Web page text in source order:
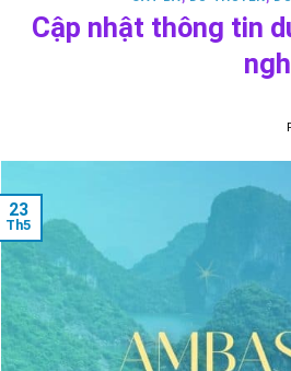
Cập nhật thông tin
23
Th5